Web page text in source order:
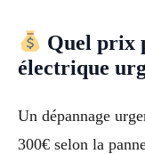
Quel prix
électrique
Un dépannage
300€ selon la